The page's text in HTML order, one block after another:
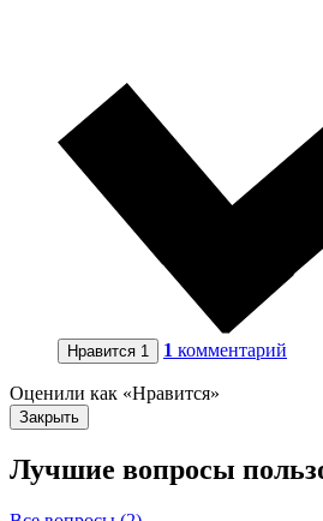
Нравится 1 1 комментарий
Оценили как «Нравится»
Закрыть
Лучшие вопросы